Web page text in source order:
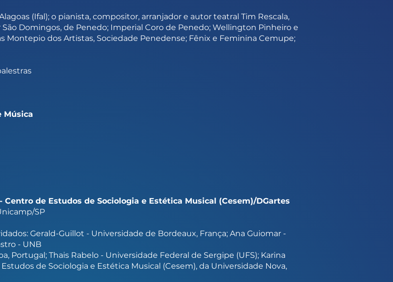
(Ifal); o pianista, compositor, arranjador e autor teatral Tim Rescala,
Domingos, de Penedo; Imperial Coro de Penedo; Wellington Pinheiro e
Montepio dos Artistas, Sociedade Penedense; Fênix e Feminina Cemupe;
Música
de Estudos de Sociologia e Estética Musical (Cesem)/DGartes
SP
Gerald-Guillot - Universidade de Bordeaux, França; Ana Guiomar -
- UNB
Portugal; Thais Rabelo - Universidade Federal de Sergipe (UFS); Karina
de Sociologia e Estética Musical (Cesem), da Universidade Nova,